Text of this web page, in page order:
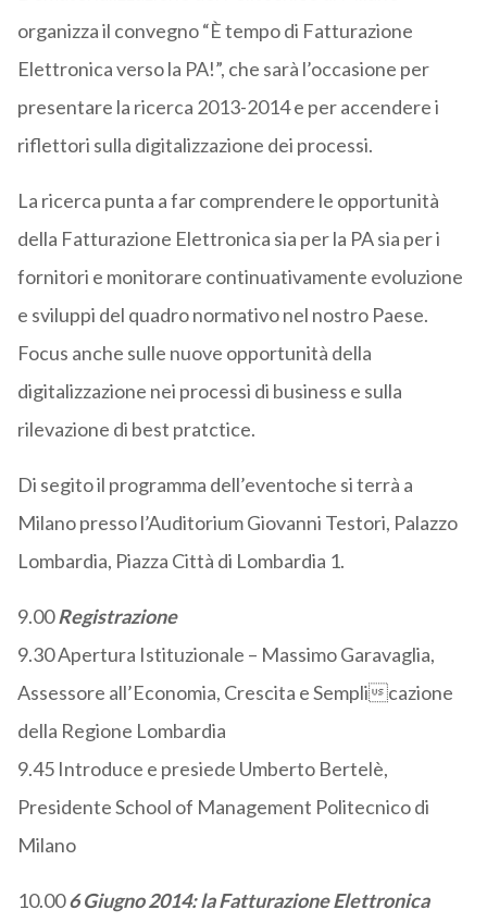
organizza il convegno “È tempo di Fatturazione
Elettronica verso la PA!”, che sarà l’occasione per
presentare la ricerca 2013-2014 e per accendere i
riflettori sulla digitalizzazione dei processi.
La ricerca punta a far comprendere le opportunità
della Fatturazione Elettronica sia per la PA sia per i
fornitori e monitorare continuativamente evoluzione
e sviluppi del quadro normativo nel nostro Paese.
Focus anche sulle nuove opportunità della
digitalizzazione nei processi di business e sulla
rilevazione di best pratctice.
Di segito il programma dell’eventoche si terrà a
Milano presso l’Auditorium Giovanni Testori, Palazzo
Lombardia, Piazza Città di Lombardia 1.
9.00Registrazione
9.30 Apertura Istituzionale – Massimo Garavaglia,
Assessore all’Economia, Crescita e Semplicazione
della Regione Lombardia
9.45 Introduce e presiede Umberto Bertelè,
Presidente School of Management Politecnico di
Milano
10.006 Giugno 2014: la Fatturazione Elettronica